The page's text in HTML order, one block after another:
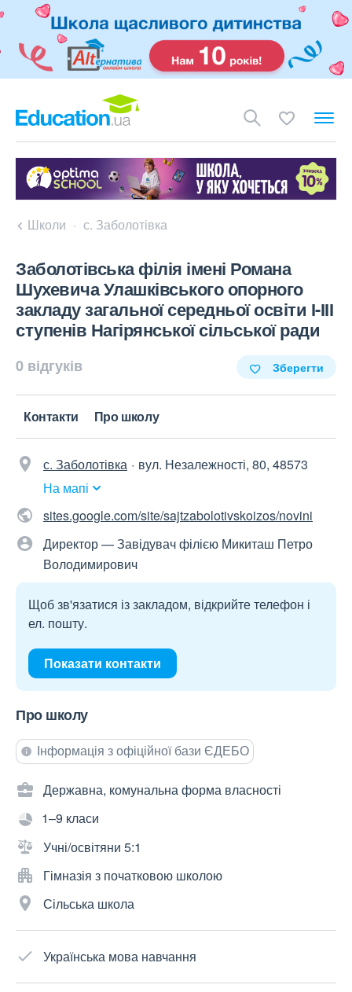
Школи с. Заболотівка
Заболотівська філія імені Романа
Шухевича Улашківського опорного
закладу загальної середньої освіти І-ІІІ
ступенів Нагірянської сільської ради
0 відгуків Зберегти
Контакти Про школу
с. Заболотівка
вул. Незалежності, 80, 48573
На мапі
sites.google.com/site/sajtzabolotivskoizos/novini
Директор — Завідувач філією Микиташ Петро
Володимирович
Щоб зв'язатися із закладом, відкрийте телефон і
ел. пошту.
Показати контакти
Про школу
Інформація з офіційної бази ЄДЕБО
Державна, комунальна форма власності
1–9 класи
Учні/освітяни 5:1
Гімназія з початковою школою
Сільська школа
Українська мова навчання